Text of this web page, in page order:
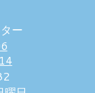
ー